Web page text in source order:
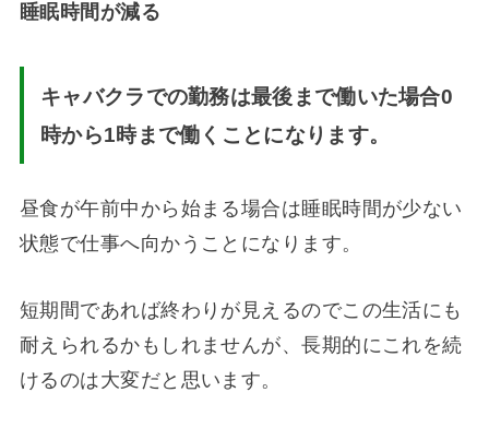
睡眠時間が減る
キャバクラでの勤務は最後まで働いた場合0
時から1時まで働くことになります。
昼食が午前中から始まる場合は睡眠時間が少ない
状態で仕事へ向かうことになります。
短期間であれば終わりが見えるのでこの生活にも
耐えられるかもしれませんが、長期的にこれを続
けるのは大変だと思います。